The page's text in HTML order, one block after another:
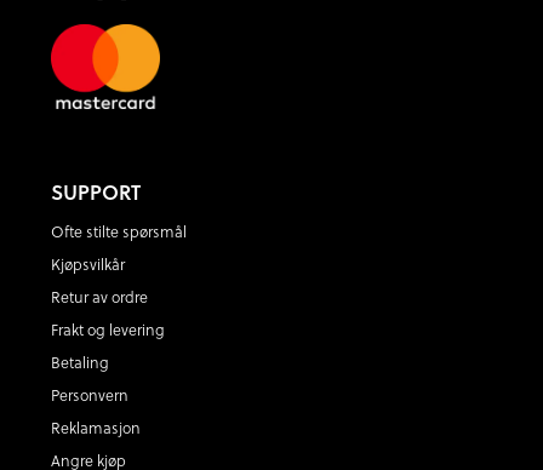
SUPPORT
Ofte stilte spørsmål
Kjøpsvilkår
Retur av ordre
Frakt og levering
Betaling
Personvern
Reklamasjon
Angre kjøp